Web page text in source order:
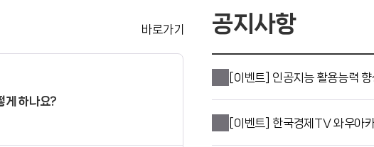
바로가기
게 하나요?
공지사항